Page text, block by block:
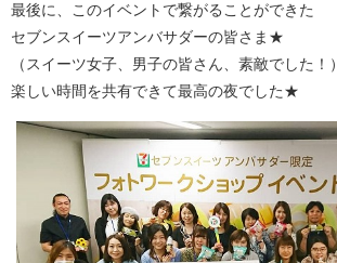
最後に、このイベントで繋がることができた
セブンスイーツアンバサダーの皆さま★
（スイーツ女子、男子の皆さん、素敵でした！）
楽しい時間を共有できて最高の夜でした★